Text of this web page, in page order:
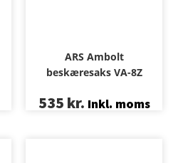
ARS Ambolt
beskæresaks VA-8Z
535 kr. Inkl. moms